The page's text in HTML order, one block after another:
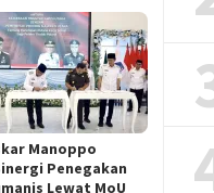
Manoppo
Penegakan
Lewat MoU